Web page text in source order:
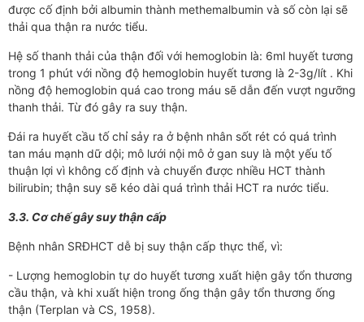
được cố định bởi albumin thành methemalbumin và số còn lại sẽ
thải qua thận ra nước tiểu.
Hệ số thanh thải của thận đối với hemoglobin là: 6ml huyết tương
trong 1 phút với nồng độ hemoglobin huyết tương là 2-3g/lít . Khi
nồng độ hemoglobin quá cao trong máu sẽ dẫn đến vượt ngưỡng
thanh thải. Từ đó gây ra suy thận.
Đái ra huyết cầu tố chỉ sảy ra ở bệnh nhân sốt rét có quá trình
tan máu mạnh dữ dội; mô lưới nội mô ở gan suy là một yếu tố
thuận lợi vì không cố định và chuyển được nhiều HCT thành
bilirubin; thận suy sẽ kéo dài quá trình thải HCT ra nước tiểu.
3.3. Cơ chế gây suy thận cấp
Bệnh nhân SRĐHCT dễ bị suy thận cấp thực thể, vì:
- Lượng hemoglobin tự do huyết tương xuất hiện gây tổn thương
cầu thận, và khi xuất hiện trong ống thận gây tổn thương ống
thận (Terplan và CS, 1958).